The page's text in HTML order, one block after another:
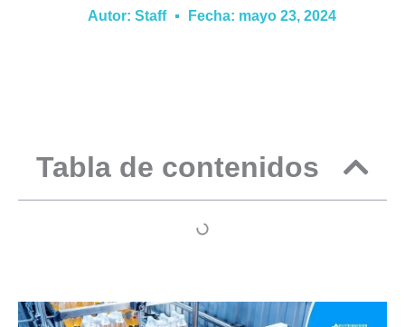
Autor: Staff Fecha: mayo 23, 2024
Tabla de contenidos